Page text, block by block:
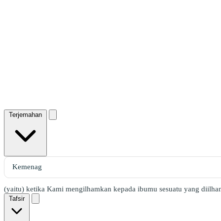
Terjemahan
(yaitu) ketika Kami mengilhamkan kepada ibumu sesuatu yang
Tafsir